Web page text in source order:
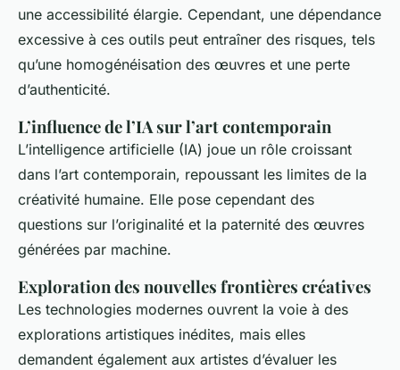
une accessibilité élargie. Cependant, une dépendance
excessive à ces outils peut entraîner des risques, tels
qu’une homogénéisation des œuvres et une perte
d’authenticité.
L’influence de l’IA sur l’art contemporain
L’intelligence artificielle (IA) joue un rôle croissant
dans l’art contemporain, repoussant les limites de la
créativité humaine. Elle pose cependant des
questions sur l’originalité et la paternité des œuvres
générées par machine.
Exploration des nouvelles frontières créatives
Les technologies modernes ouvrent la voie à des
explorations artistiques inédites, mais elles
demandent également aux artistes d’évaluer les